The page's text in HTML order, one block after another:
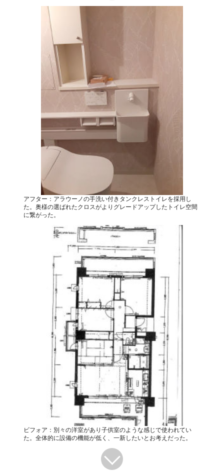
アフター：アラウーノの手洗い付きタンクレストイレを採用し
た。奥様の選ばれたクロスがよりグレードアップしたトイレ空間
に繋がった。
ビフォア：別々の洋室があり子供室のような感じで使われてい
た。全体的に設備の機能が低く、一新したいとお考えだった。